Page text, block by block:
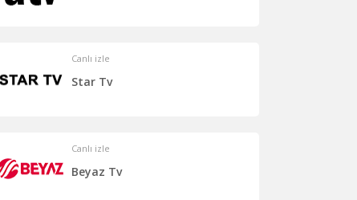
Canlı izle
Star Tv
Canlı izle
Beyaz Tv